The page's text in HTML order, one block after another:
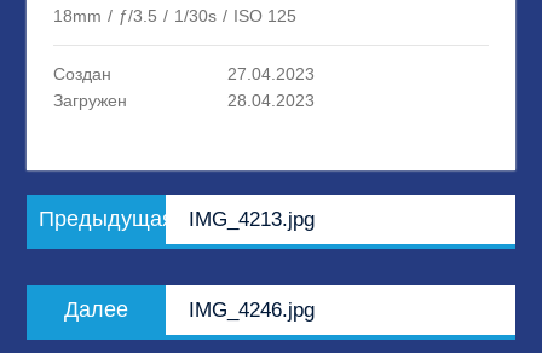
18mm / ƒ/3.5 / 1/30s / ISO 125
Создан
27.04.2023
Загружен
28.04.2023
Навигация
по
Предыдущая
запись:
IMG_4213.jpg
Далее
запись:
IMG_4246.jpg